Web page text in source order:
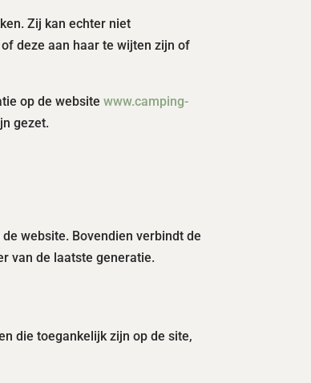
Zij kan echter niet
deze aan haar te wijten zijn of
op de websitewww.camping-
gezet.
website. Bovendien verbindt de
van de laatste generatie.
die toegankelijk zijn op de site,